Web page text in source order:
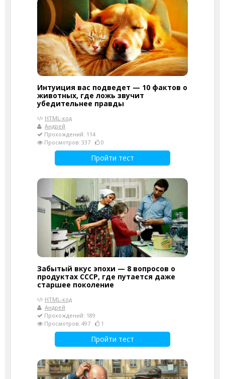
Интуиция вас подведет — 10 фактов о
животных, где ложь звучит
убедительнее правды
HTML-код
Андрей
Прохождений: 114
Просмотров: 337
0
Пройти тест
Забытый вкус эпохи — 8 вопросов о
продуктах СССР, где путается даже
старшее поколение
HTML-код
Андрей
Прохождений: 189
Просмотров: 497
1
Пройти тест